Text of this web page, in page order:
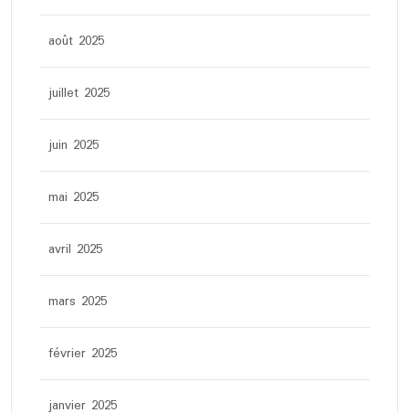
août 2025
juillet 2025
juin 2025
mai 2025
avril 2025
mars 2025
février 2025
janvier 2025